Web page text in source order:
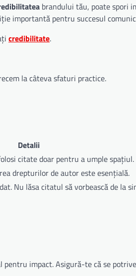
brandului tău, poate spori
importantă pentru succesul
credibilitate.
la câteva sfaturi practice.
Detalii
citate doar pentru a umple spațiul.
drepturilor de autor este esențială.
Nu lăsa citatul să vorbească de la
impact. Asigură-te că se